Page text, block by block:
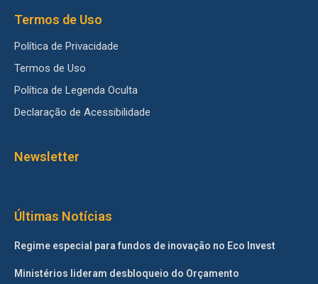
Termos de Uso
Política de Privacidade
Termos de Uso
Política de Legenda Oculta
Declaração de Acessibilidade
Newsletter
Últimas Notícias
Regime especial para fundos de inovação no Eco Invest
Ministérios lideram desbloqueio do Orçamento